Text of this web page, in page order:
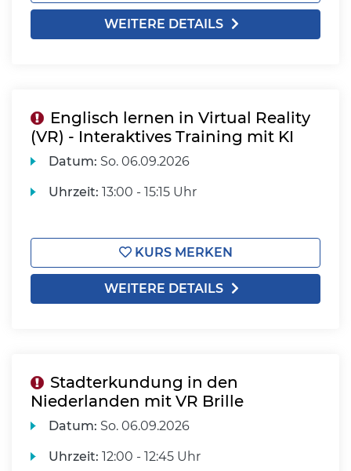
WEITERE DETAILS
Englisch lernen in Virtual Reality
(VR) - Interaktives Training mit KI
Datum: So. 06.09.2026
Uhrzeit: 13:00 - 15:15 Uhr
KURS MERKEN
WEITERE DETAILS
Stadterkundung in den
Niederlanden mit VR Brille
Datum: So. 06.09.2026
Uhrzeit: 12:00 - 12:45 Uhr